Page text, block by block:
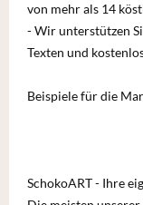
von mehr als 14
- Wir unterstützen
Texten und
Beispiele für die
SchokoART - Ihre